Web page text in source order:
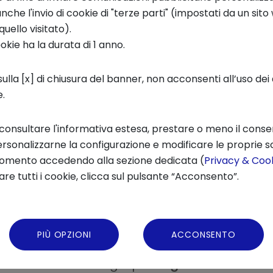
cambiamento che nasce Circular
da
Questa iniziativa ha l’obiettivo di
di liquidi di contrasto e la gestione
che possano diventare unmodello
, oltre che per i legislatori e i partner
rivolge a startup e PMI
tecnologie per la
gestione
l'invio di cookie di "terze parti" (impostati da un sito
visitato).
ha la durata di 1 anno.
[x] di chiusura del banner, non acconsenti all’uso dei
l'informativa estesa, prestare o meno il
la configurazione e modificare le proprie
accedendo alla sezione dedicata (Privacy &
tutti i cookie, clicca sul pulsante “Acconsento”.
PIÙ OPZIONI ACCONSENTO